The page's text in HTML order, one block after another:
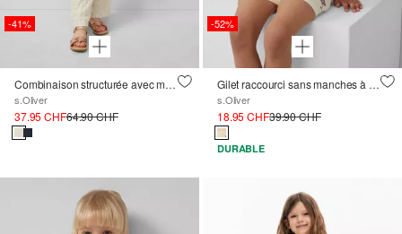
-41%
Combinaison structurée avec motifs ajourés et volants
s.Oliver
37.95 CHF64.90 CHF
-52%
Gilet raccourci sans manches à broderie, aspect lin
s.Oliver
18.95 CHF39.90 CHF
DURABLE